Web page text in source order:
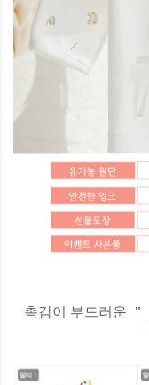
촉감이 부드러운 "